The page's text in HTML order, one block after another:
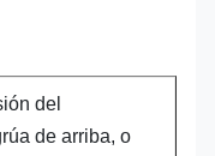
del
de arriba, o